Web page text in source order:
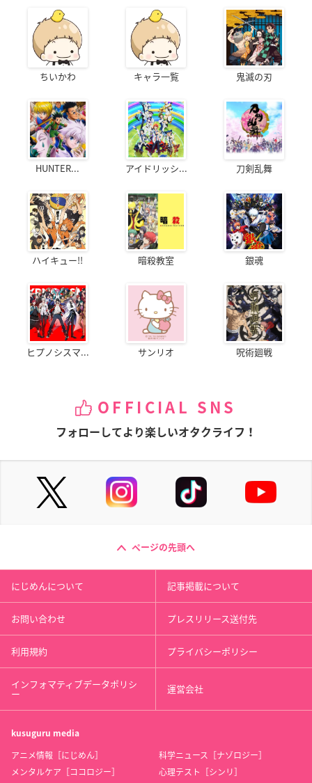
ちいかわ キャラ一覧 鬼滅の刃
HUNTER... アイドリッシ... 刀剣乱舞
ハイキュー!! 暗殺教室 銀魂
ヒプノシスマ... サンリオ 呪術廻戦
OFFICIAL SNS
フォローしてより楽しいオタクライフ！
ページの先頭へ
にじめんについて 記事掲載について
お問い合わせ プレスリリース送付先
利用規約 プライバシーポリシー
インフォマティブデータポリシ
ー 運営会社
kusuguru media
アニメ情報［にじめん］
科学ニュース［ナゾロジー］
メンタルケア［ココロジー］
心理テスト［シンリ］